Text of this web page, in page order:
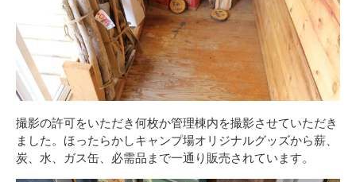
撮影の許可をいただき何枚か管理棟内を撮影させていただき
ました。ほったらかしキャンプ場オリジナルグッズから薪、
炭、水、ガス缶、必需品まで一通り販売されています。